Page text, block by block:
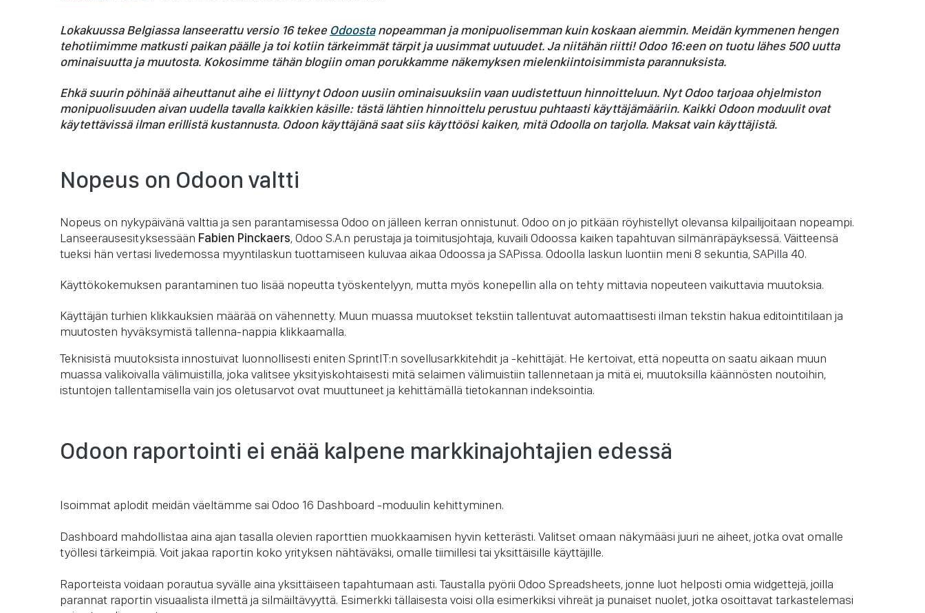
Lokakuussa Belgiassa lanseerattu versio 16 tekee Odoostanopeamman ja monipuolisemman kuin koskaan aiemmin. Meidän kymmenen hengen
tehotiimimme matkusti paikan päälle ja toi kotiin tärkeimmät tärpit ja uusimmat uutuudet. Ja niitähän riitti! Odoo 16:een on tuotu lähes 500 uutta
ominaisuutta ja muutosta. Kokosimme tähän blogiin oman porukkamme näkemyksen mielenkiintoisimmista parannuksista.
Ehkä suurin pöhinää aiheuttanut aihe ei liittynyt Odoon uusiin ominaisuuksiin vaan uudistettuun hinnoitteluun. Nyt Odoo tarjoaa ohjelmiston
monipuolisuuden aivan uudella tavalla kaikkien käsille: tästä lähtien hinnoittelu perustuu puhtaasti käyttäjämääriin. Kaikki Odoon moduulit ovat
käytettävissä ilman erillistä kustannusta. Odoon käyttäjänä saat siis käyttöösi kaiken, mitä Odoolla on tarjolla. Maksat vain käyttäjistä.
Nopeus on Odoon valtti
Nopeus on nykypäivänä valttia ja sen parantamisessa Odoo on jälleen kerran onnistunut. Odoo on jo pitkään röyhistellyt olevansa kilpailijoitaan nopeampi.
Lanseerausesityksessään Fabien Pinckaers, Odoo S.A.n perustaja ja toimitusjohtaja, kuvaili Odoossa kaiken tapahtuvan silmänräpäyksessä. Väitteensä
tueksi hän vertasi livedemossa myyntilaskun tuottamiseen kuluvaa aikaa Odoossa ja SAPissa. Odoolla laskun luontiin meni 8 sekuntia, SAPilla 40.
Käyttökokemuksen parantaminen tuo lisää nopeutta työskentelyyn, mutta myös konepellin alla on tehty mittavia nopeuteen vaikuttavia muutoksia.
Käyttäjän turhien klikkauksien määrää on vähennetty. Muun muassa muutokset tekstiin tallentuvat automaattisesti ilman tekstin hakua editointitilaan ja
muutosten hyväksymistä tallenna-nappia klikkaamalla.
Teknisistä muutoksista innostuivat luonnollisesti eniten SprintIT:n sovellusarkkitehdit ja -kehittäjät. He kertoivat, että nopeutta on saatu aikaan muun
muassa valikoivalla välimuistilla, joka valitsee yksityiskohtaisesti mitä selaimen välimuistiin tallennetaan ja mitä ei, muutoksilla käännösten noutoihin,
istuntojen tallentamisella vain jos oletusarvot ovat muuttuneet ja kehittämällä tietokannan indeksointia.
Odoon raportointi ei enää kalpene markkinajohtajien edessä
Isoimmat aplodit meidän väeltämme sai Odoo 16 Dashboard -moduulin kehittyminen.
Dashboard mahdollistaa aina ajan tasalla olevien raporttien muokkaamisen hyvin ketterästi. Valitset omaan näkymääsi juuri ne aiheet, jotka ovat omalle
työllesi tärkeimpiä. Voit jakaa raportin koko yrityksen nähtäväksi, omalle tiimillesi tai yksittäisille käyttäjille.
Raporteista voidaan porautua syvälle aina yksittäiseen tapahtumaan asti. Taustalla pyörii Odoo Spreadsheets, jonne luot helposti omia widgettejä, joilla
parannat raportin visuaalista ilmettä ja silmäiltävyyttä. Esimerkki tällaisesta voisi olla esimerkiksi vihreät ja punaiset nuolet, jotka osoittavat tarkastelemasi